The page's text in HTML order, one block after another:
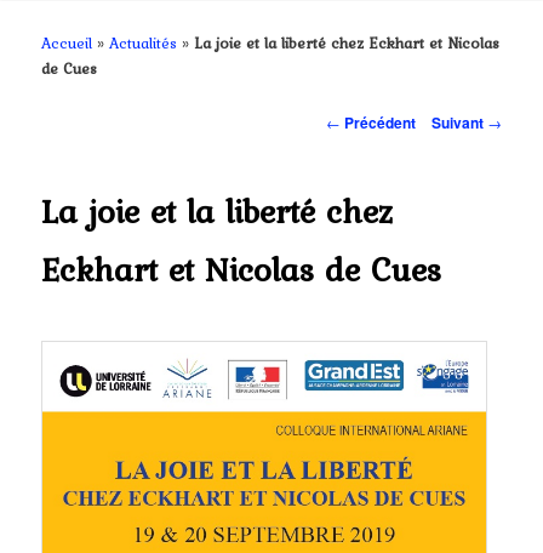
contenu
Accueil »Actualités » La joie et la liberté chez Eckhart et Nicolas
de Cues
Navigation
← Précédent Suivant →
La joie et la liberté chez
Eckhart et Nicolas de Cues